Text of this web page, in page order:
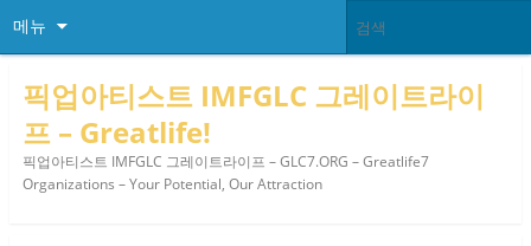
메뉴
픽업아티스트 IMFGLC 그레이트라이
프 – Greatlife!
픽업아티스트 IMFGLC 그레이트라이프 – GLC7.ORG – Greatlife7
Organizations – Your Potential, Our Attraction